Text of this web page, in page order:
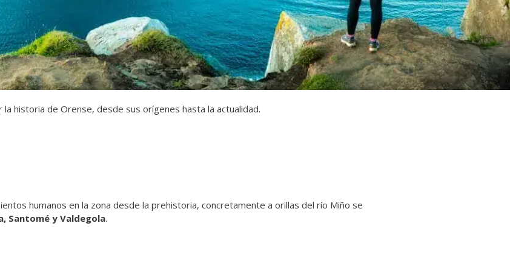
historia de Orense, desde sus orígenes hasta la actualidad.
humanos en la zona desde la prehistoria, concretamente a orillas del río Miño se
Santomé y Valdegola.